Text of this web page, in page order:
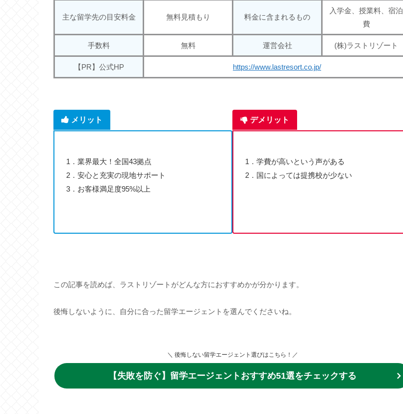
主な留学先の目安料金 無料見積もり 料金に含まれるもの
入学金、授業料、宿泊
費
手数料 無料 運営会社 (株)ラストリゾート
【PR】公式HP https://www.lastresort.co.jp/
メリット
1．業界最大！全国43拠点
2．安心と充実の現地サポート
3．お客様満足度95%以上
デメリット
1．学費が高いという声がある
2．国によっては提携校が少ない
この記事を読めば、ラストリゾートがどんな方におすすめかが分かります。
後悔しないように、自分に合った留学エージェントを選んでくださいね。
＼ 後悔しない留学エージェント選びはこちら！／
【失敗を防ぐ】留学エージェントおすすめ51選をチェックする